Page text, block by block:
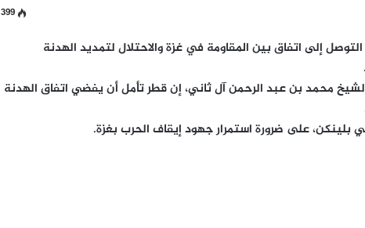
399
إلى اتفاق بين المقاومة في غزة والاحتلال لتمديد الهدنة
الشيخ محمد بن عبد الرحمن آل ثاني، إن قطر تأمل أن يفضي اتفاق الهدنة
بلينكن، على ضرورة استمرار جهود إيقاف الحرب بغزة.